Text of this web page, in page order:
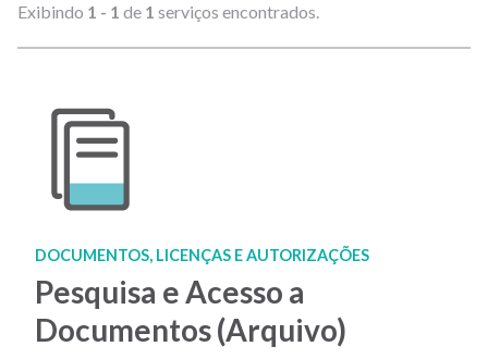
Exibindo 1 - 1 de 1 serviços encontrados.
DOCUMENTOS, LICENÇAS E AUTORIZAÇÕES
Pesquisa e Acesso a
Documentos (Arquivo)